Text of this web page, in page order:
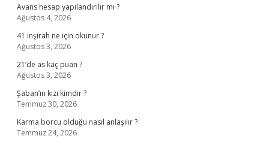
Avans hesap yapılandırılır mı ?
Ağustos 4, 2026
41 inşirah ne için okunur ?
Ağustos 3, 2026
21’de as kaç puan ?
Ağustos 3, 2026
Şaban’ın kızı kimdir ?
Temmuz 30, 2026
Karma borcu olduğu nasıl anlaşılır ?
Temmuz 24, 2026